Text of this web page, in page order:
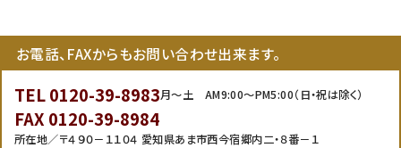
お電話、FAXからもお問い合わせ出来ます。
TEL 0120-39-8983月～土 AM9:00～PM5:00（日・祝は除く）
FAX 0120-39-8984
所在地／〒４９０－１１０４ 愛知県あま市西今宿郷内二・８番－１